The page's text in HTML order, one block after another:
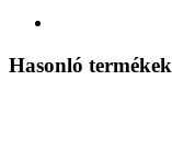
Hasonló termékek